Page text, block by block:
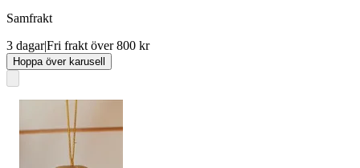
Samfrakt
3 dagar|Fri frakt över 800 kr
Hoppa över karusell